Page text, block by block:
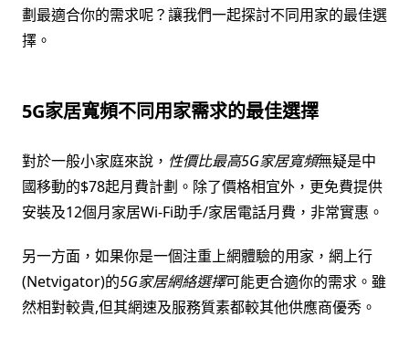
劃最適合你的需求呢？讓我們一起探討不同用家的最佳選
擇。
5G家居寬頻不同用家需求的最佳選擇
對於一般小家庭來說， 性價比最高5G家居寬頻無疑是中
國移動的$78起月費計劃。除了價格相宜外，更免費提供
安裝及12個月家居Wi-Fi助手/家居電話月費，非常實惠。
另一方面，如果你是一個注重上網體驗的用家，網上行
(Netvigator)的5G家居網絡選擇可能更合適你的需求。雖
然相對較貴,但其網速及服務質素都較其他供應商優秀。